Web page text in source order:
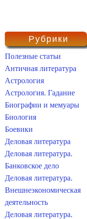
Рубрики
Полезные статьи
Античная литература
Астрология
Астрология. Гадание
Биографии и мемуары
Биология
Боевики
Деловая литература
Деловая литература.
Банковское дело
Деловая литература.
Внешнеэкономическая
деятельность
Деловая литература.